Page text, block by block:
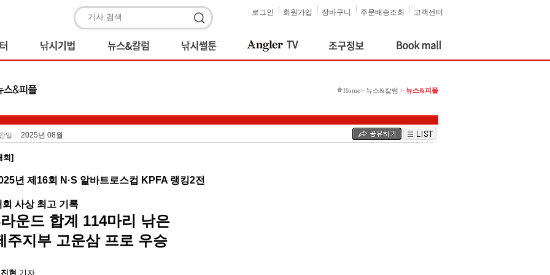
고객센터
주문배송조회
장바구니
회원가입
로그인
Home> 뉴스&칼럼 > 뉴스&피플
일 : 2025년 08월